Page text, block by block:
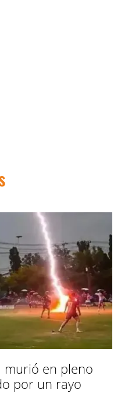
murió en pleno
por un rayo